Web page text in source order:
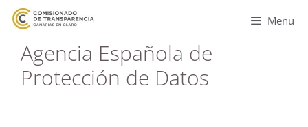
Menu
Agencia Española de
Protección de Datos